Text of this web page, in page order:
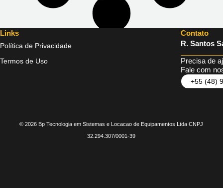
Links
Política de Privacidade
Termos de Uso
Contato
R. Santos
Precisa de
Fale com
+55 (48)
© 2026 Bp Tecnologia em Sistemas e Locacao de Equipamentos Ltda CNPJ
32.294.307/0001-39